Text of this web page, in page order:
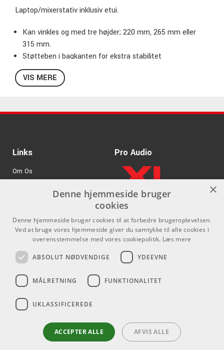
Laptop/mixerstativ inklusiv etui.
Kan vinkles og med tre højder; 220 mm, 265 mm eller
315 mm.
Støtteben i bagkanten for ekstra stabilitet
Maks. belastning: 10 kg
VIS MERE
Links
Om Os
GDPR & Cookies
Pro Audio
.
Kontakt
Som privatperson kan du ikke
købe på denne hjemmeside, alt
forhandlere.
info@emnordic.dk
Sociale medier
×
Denne hjemmeside bruger
cookies
Denne hjemmeside bruger cookies til at forbedre brugeroplevelsen.
Ved at bruge vores hjemmeside giver du samtykke til alle cookies i
overensstemmelse med vores cookiepolitik. Læs mere
ABSOLUT NØDVENDIGE YDEEVNE
MÅLRETNING FUNKTIONALITET
UKLASSIFICEREDE
ACCEPTER ALLE AFVIS ALLE